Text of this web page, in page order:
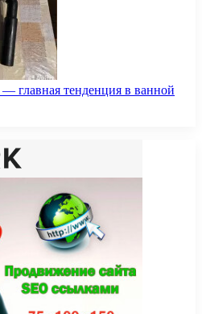
главная тенденция в ванной